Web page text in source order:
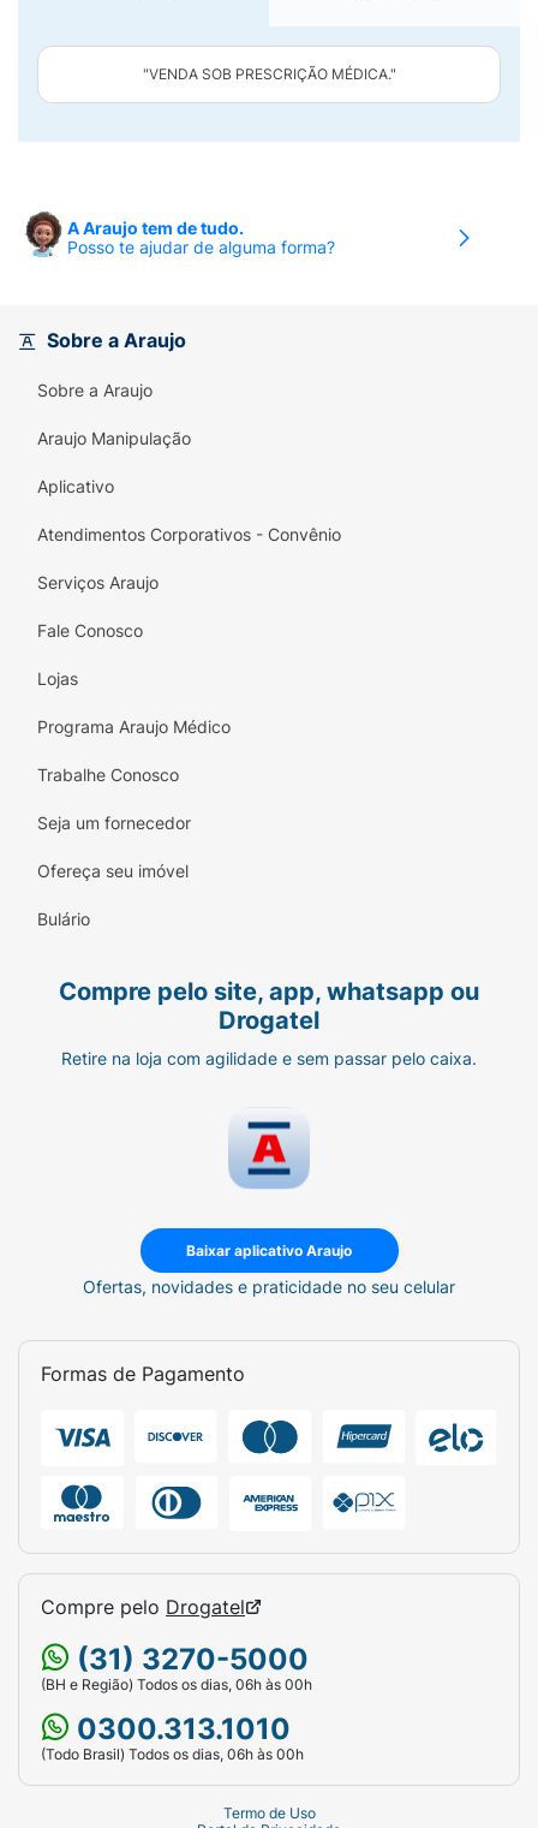
"VENDA SOB PRESCRIÇÃO MÉDICA."
A Araujo tem de tudo.
Posso te ajudar de alguma forma?
Sobre a Araujo
Sobre a Araujo
Araujo Manipulação
Aplicativo
Atendimentos Corporativos - Convênio
Serviços Araujo
Fale Conosco
Lojas
Programa Araujo Médico
Trabalhe Conosco
Seja um fornecedor
Ofereça seu imóvel
Bulário
Compre pelo site, app, whatsapp ou
Drogatel
Retire na loja com agilidade e sem passar pelo caixa.
Baixar aplicativo Araujo
Ofertas, novidades e praticidade no seu celular
Formas de Pagamento
Compre pelo Drogatel
(31) 3270-5000
(BH e Região) Todos os dias, 06h às 00h
0300.313.1010
(Todo Brasil) Todos os dias, 06h às 00h
Termo de Uso